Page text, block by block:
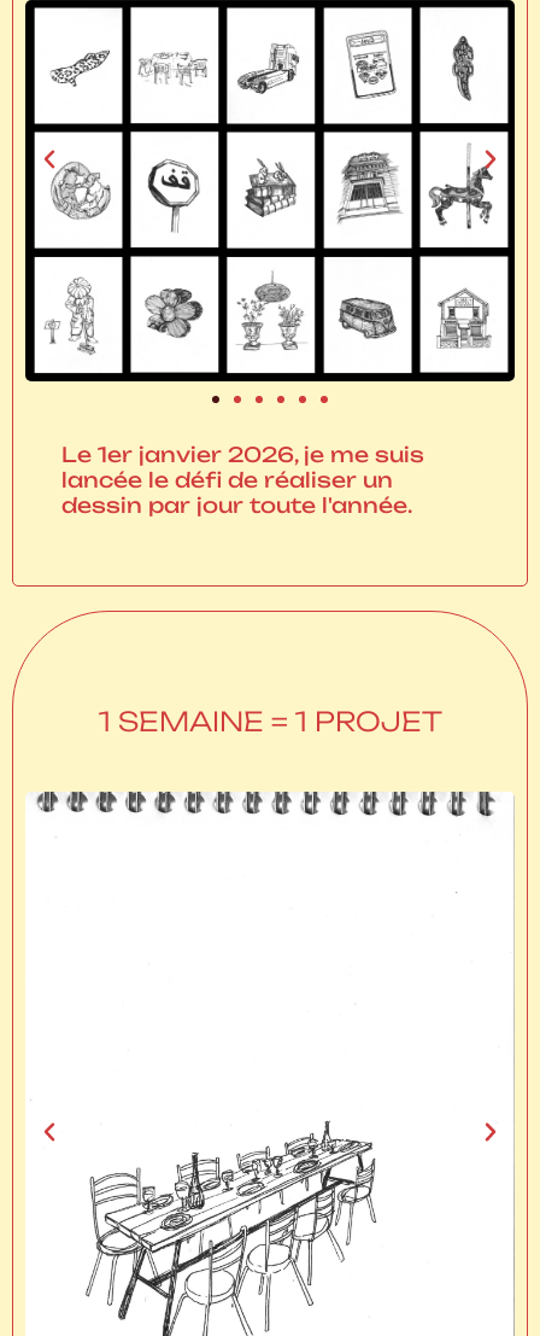
Le 1er janvier 2026, je me suis
lancée le défi de réaliser un
dessin par jour toute l'année.
1 SEMAINE = 1 PROJET